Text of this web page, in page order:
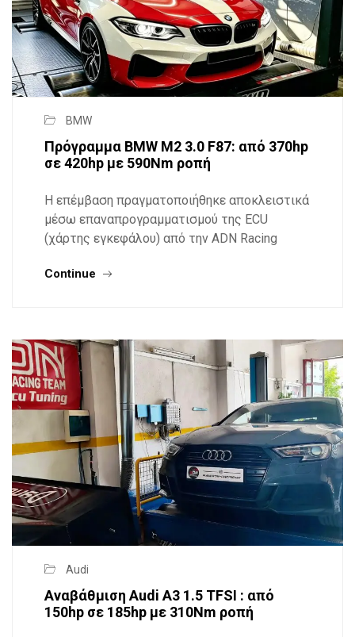
BMW
Πρόγραμμα BMW M2 3.0 F87: από 370hp
σε 420hp με 590Nm ροπή
Η επέμβαση πραγματοποιήθηκε αποκλειστικά
μέσω επαναπρογραμματισμού της ECU
(χάρτης εγκεφάλου) από την ADN Racing
Continue
Audi
Αναβάθμιση Audi A3 1.5 TFSI : από
150hp σε 185hp με 310Nm ροπή